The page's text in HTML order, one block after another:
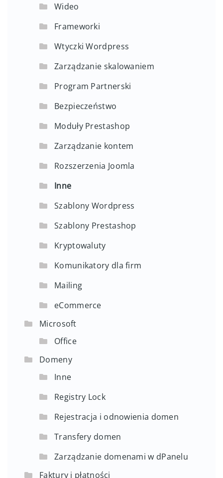
Wideo
Frameworki
Wtyczki Wordpress
Zarządzanie skalowaniem
Program Partnerski
Bezpieczeństwo
Moduły Prestashop
Zarządzanie kontem
Rozszerzenia Joomla
Inne
Szablony Wordpress
Szablony Prestashop
Kryptowaluty
Komunikatory dla firm
Mailing
eCommerce
Microsoft
Office
Domeny
Inne
Registry Lock
Rejestracja i odnowienia domen
Transfery domen
Zarządzanie domenami w dPanelu
Faktury i płatności